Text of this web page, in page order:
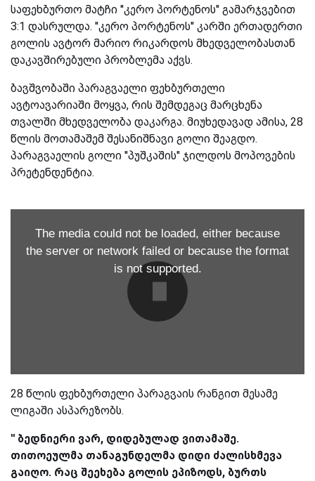
საფეხბურთო მატჩი ''კერო პორტენოს'' გამარჯვებით
3:1 დასრულდა. ''კერო პორტენოს'' კარში ერთადერთი
გოლის ავტორ მარიო რიკარდოს მხედველობასთან
დაკავშირებული პრობლემა აქვს.
ბავშვობაში პარაგვაელი ფეხბურთელი
ავტოავარიაში მოყვა, რის შემდეგაც მარცხენა
თვალში მხედველობა დაკარგა. მიუხედავად ამისა, 28
წლის მოთამაშემ შესანიშნავი გოლი შეაგდო.
პარაგვაელის გოლი ''პუშკაშის'' ჯილდოს მოპოვების
პრეტენდენტია.
The media could not be loaded, either because
the server or network failed or because the format
is not supported.
28 წლის ფეხბურთელი პარაგვაის რანგით მესამე
ლიგაში ასპარეზობს.
'' ბედნიერი ვარ, დიდებულად ვითამაშე.
თითოეულმა თანაგუნდელმა დიდი ძალისხმევა
გაიღო. რაც შეეხება გოლის ეპიზოდს, ბურთს